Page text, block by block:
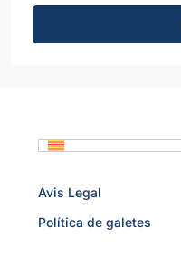
Avis Legal
Política de galetes